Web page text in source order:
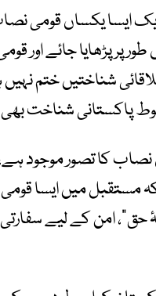
ایسا یکساں قومی
پر پڑھایا جائے اور
شناختیں ختم نہیں
پاکستانی شناخت
نصاب کا تصور موجود
مستقبل میں ایسا
امن کے لیے سفارتی